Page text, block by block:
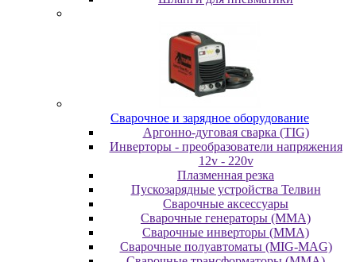
Cвapoчнoe и зарядное оборудование
Аргонно-дуговая сварка (TIG)
Инверторы - преобразователи напряжения
12v - 220v
Плазменная резка
Пускозарядные устройства Телвин
Сварочные аксессуары
Сварочные генераторы (MMA)
Сварочные инверторы (MMA)
Сварочные полуавтоматы (MIG-MAG)